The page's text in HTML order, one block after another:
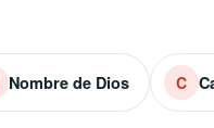
Nombre de Dios C